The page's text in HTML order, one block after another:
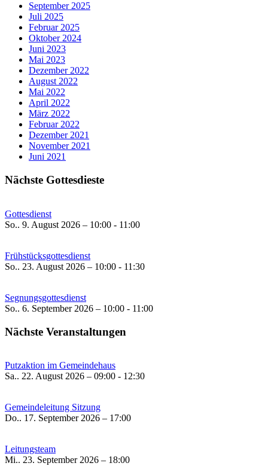
September 2025
Juli 2025
Februar 2025
Oktober 2024
Juni 2023
Mai 2023
Dezember 2022
August 2022
Mai 2022
April 2022
März 2022
Februar 2022
Dezember 2021
November 2021
Juni 2021
Nächste Gottesdieste
Gottesdienst
So.. 9. August 2026 – 10:00 - 11:00
Frühstücksgottesdienst
So.. 23. August 2026 – 10:00 - 11:30
Segnungsgottesdienst
So.. 6. September 2026 – 10:00 - 11:00
Nächste Veranstaltungen
Putzaktion im Gemeindehaus
Sa.. 22. August 2026 – 09:00 - 12:30
Gemeindeleitung Sitzung
Do.. 17. September 2026 – 17:00
Leitungsteam
Mi.. 23. September 2026 – 18:00